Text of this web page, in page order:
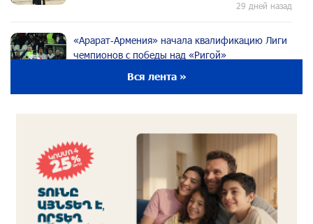
29 дней назад
«Арарат‑Армения» начала квалификацию Лиги
чемпионов с победы над «Ригой»
Аравийским морем
29 дней назад
Вопрос об аресте Чалабяна дошел до
Европейского парламента: «Паст»
Вся лента »